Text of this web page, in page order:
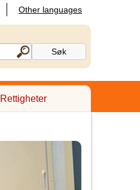
Other languages
Rettigheter